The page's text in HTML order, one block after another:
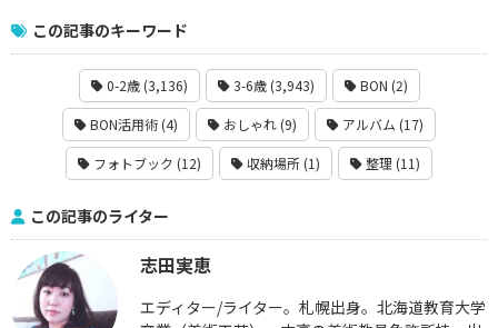
この記事のキーワード
0-2歳 (3,136) 3-6歳 (3,943) BON (2)
BON活用術 (4) おしゃれ (9) アルバム (17)
フォトブック (12) 収納場所 (1) 整理 (11)
この記事のライター
志田実恵
エディター/ライター。札幌出身。北海道教育大学